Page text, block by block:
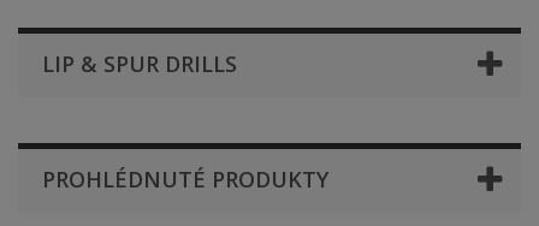
LIP & SPUR DRILLS
PROHLÉDNUTÉ PRODUKTY